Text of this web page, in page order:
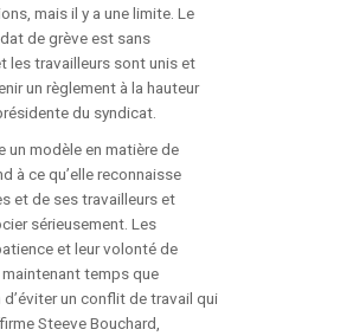
mais il y a une limite. Le
de grève est sans
les travailleurs sont unis et
un règlement à la hauteur
du syndicat.
un modèle en matière de
à ce qu’elle reconnaisse
et de ses travailleurs et
sérieusement. Les
et leur volonté de
temps que
un conflit de travail qui
Steeve Bouchard,
SE SYNDIQUER
VOUS DÉSIREZ VOUS
SYNDIQUER?
UN SYNDICAT POUR SE
FAIRE RESPECTER
FOIRE AUX QUESTIONS
(FAQ)